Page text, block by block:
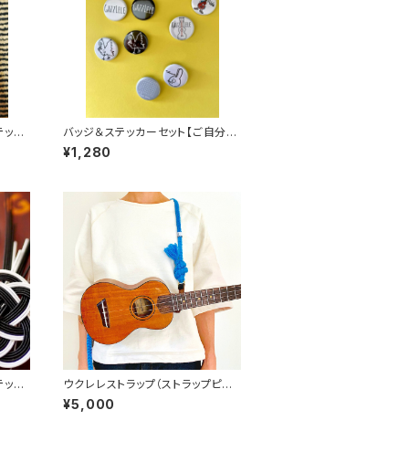
カ
バッジ＆ステッカーセット【ご自分で
選ぶ２個セット】
¥1,280
カ
ウクレレストラップ（ストラップピン
なし）:単色
¥5,000